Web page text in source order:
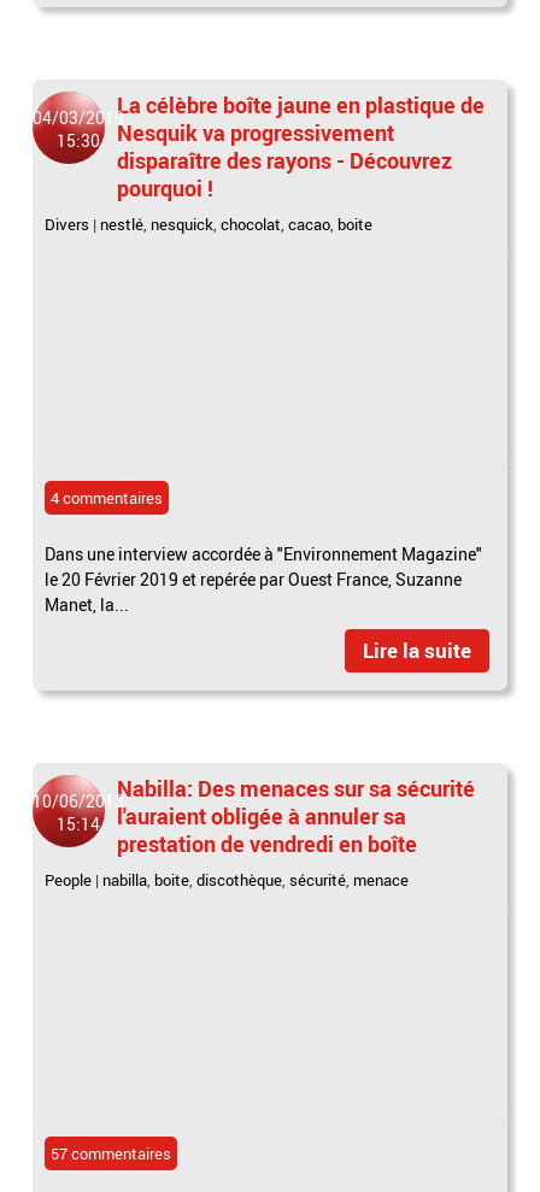
04/03/2019
15:30
La célèbre boîte jaune en plastique de
Nesquik va progressivement
disparaître des rayons - Découvrez
pourquoi !
Divers | nestlé, nesquick,chocolat,cacao, boite
4 commentaires
Dans une interview accordée à "Environnement Magazine"
le 20 Février 2019 et repérée par Ouest France, Suzanne
Manet, la...
Lire la suite
10/06/2013
15:14
Nabilla: Des menaces sur sa sécurité
l'auraient obligée à annuler sa
prestation de vendredi en boîte
People | nabilla, boite,discothèque,sécurité, menace
57 commentaires